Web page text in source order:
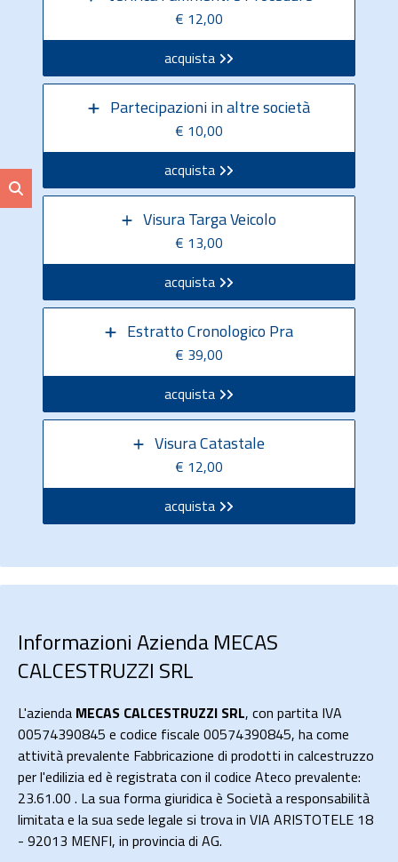
€ 12,00
acquista
Partecipazioni in altre società
€ 10,00
acquista
Visura Targa Veicolo
€ 13,00
acquista
Estratto Cronologico Pra
€ 39,00
acquista
Visura Catastale
€ 12,00
acquista
Informazioni Azienda MECAS
CALCESTRUZZI SRL
L'azienda MECAS CALCESTRUZZI SRL, con partita IVA
00574390845 e codice fiscale 00574390845, ha come
attività prevalente Fabbricazione di prodotti in calcestruzzo
per l'edilizia ed è registrata con il codice Ateco prevalente:
23.61.00 . La sua forma giuridica è Società a responsabilità
limitata e la sua sede legale si trova in VIA ARISTOTELE 18
- 92013 MENFI, in provincia di AG.